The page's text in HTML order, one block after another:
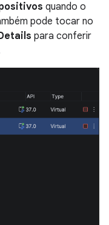
quando o
pode tocar no
para conferir